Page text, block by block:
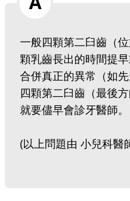
一般四顆第二臼齒（
顆乳齒長出的時間提
合併真正的異常（如
四顆第二臼齒（最後
就要儘早會診牙醫師。
(以上問題由 小兒科醫